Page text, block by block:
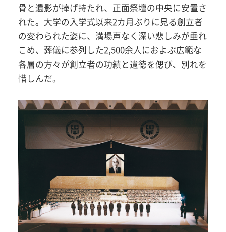
骨と遺影が捧げ持たれ、正面祭壇の中央に安置さ
れた。大学の入学式以来2カ月ぶりに見る創立者
の変わられた姿に、満場声なく深い悲しみが垂れ
こめ、葬儀に参列した2,500余人におよぶ広範な
各層の方々が創立者の功績と遺徳を偲び、別れを
惜しんだ。